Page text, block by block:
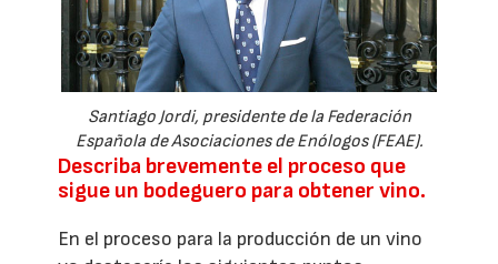
Santiago Jordi, presidente de la Federación
Española de Asociaciones de Enólogos (FEAE).
Describa brevemente el proceso que
sigue un bodeguero para obtener vino.
En el proceso para la producción de un vino